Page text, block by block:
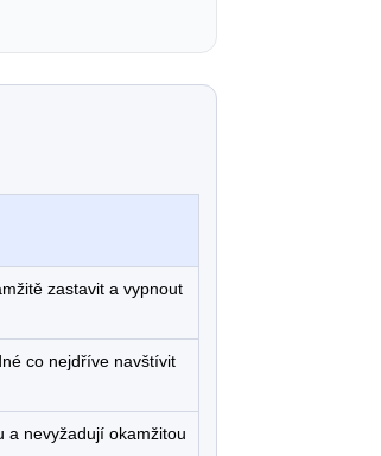
zastavit a vypnout
co nejdříve navštívit
a nevyžadují okamžitou